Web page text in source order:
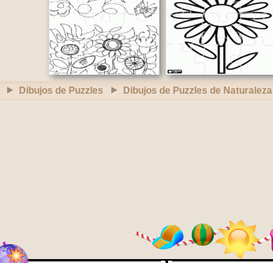
Dibujos de Puzzles Dibujos de Puzzles de Naturaleza